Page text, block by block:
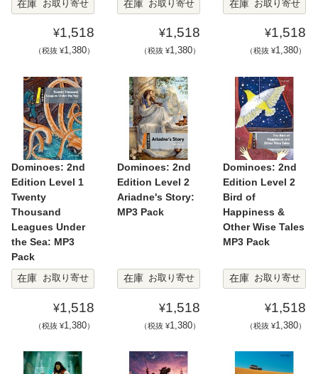
在庫 お取り寄せ
¥1,518
（税抜 ¥1,380）
在庫 お取り寄せ
¥1,518
（税抜 ¥1,380）
在庫 お取り寄せ
¥1,518
（税抜 ¥1,380）
Dominoes: 2nd
Edition Level 1
Twenty
Thousand
Leagues Under
the Sea: MP3
Pack
在庫
お取り寄せ
¥1,518
（税抜 ¥1,380）
Dominoes: 2nd
Edition Level 2
Ariadne's Story:
MP3 Pack
在庫 お取り寄せ
¥1,518
（税抜 ¥1,380）
Dominoes: 2nd
Edition Level 2
Bird of
Happiness &
Other Wise Tales
MP3 Pack
在庫 お取り寄せ
¥1,518
（税抜 ¥1,380）